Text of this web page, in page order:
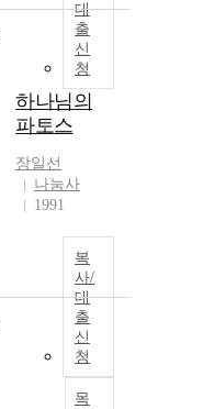
대
출
신
청
하나님의
파토스
장일선
나눔사
1991
복
사/
대
출
신
청
목